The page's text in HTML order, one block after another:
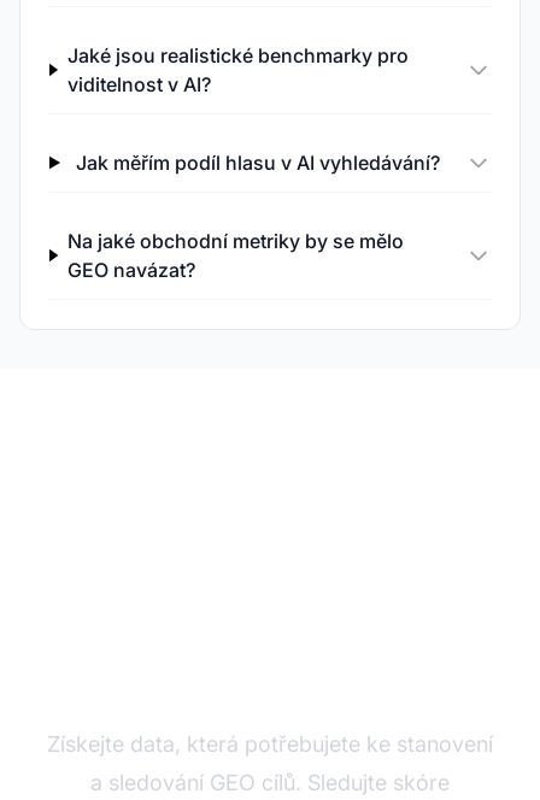
Jaké jsou realistické benchmarky pro
viditelnost v AI?
Jak měřím podíl hlasu v AI vyhledávání?
Na jaké obchodní metriky by se mělo
GEO navázat?
Získejte data, která potřebujete ke stanovení
a sledování GEO cílů. Sledujte skóre